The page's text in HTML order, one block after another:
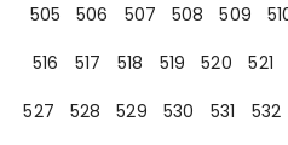
505
506 507 508 509
516
517 518 519 520 521
527
528 529 530 531 532